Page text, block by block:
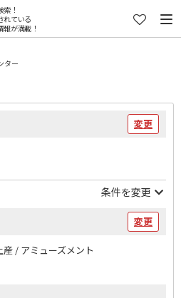
索！
れている
報が満載！
ター
変更
条件を変更
変更
/ アミューズメント